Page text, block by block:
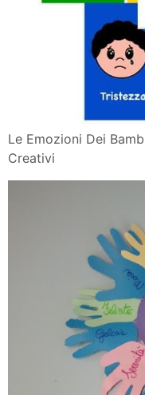
Le Emozioni Dei
Creativi